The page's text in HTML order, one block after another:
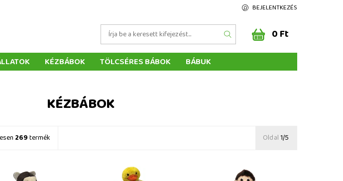
BEJELENTKEZÉS
0 Ft
KÉZBÁBOK TÖLCSÉRES BÁBOK
BÁBUK
KÉZBÁBOK
269termék Oldal1/5